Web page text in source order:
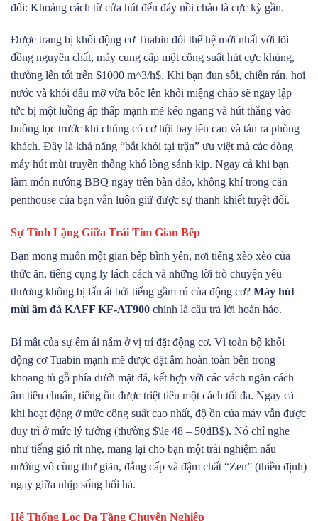
đối: Khoảng cách từ cửa hút đến đáy nồi chảo là cực kỳ gần.
Được trang bị khối động cơ Tuabin đôi thế hệ mới nhất với lõi
đồng nguyên chất, máy cung cấp một công suất hút cực khủng,
thường lên tới trên $1000 m^3/h$. Khi bạn đun sôi, chiên rán, hơi
nước và khói dầu mỡ vừa bốc lên khỏi miệng chảo sẽ ngay lập
tức bị một luồng áp thấp mạnh mẽ kéo ngang và hút thẳng vào
buồng lọc trước khi chúng có cơ hội bay lên cao và tản ra phòng
khách. Đây là khả năng “bắt khói tại trận” ưu việt mà các dòng
máy hút mùi truyền thống khó lòng sánh kịp. Ngay cả khi bạn
làm món nướng BBQ ngay trên bàn đảo, không khí trong căn
penthouse của bạn vẫn luôn giữ được sự thanh khiết tuyệt đối.
Sự Tĩnh Lặng Giữa Trái Tim Gian Bếp
Bạn mong muốn một gian bếp bình yên, nơi tiếng xèo xèo của
thức ăn, tiếng cụng ly lách cách và những lời trò chuyện yêu
thương không bị lấn át bởi tiếng gầm rú của động cơ? Máy hút
mùi âm đá KAFF KF-AT900 chính là câu trả lời hoàn hảo.
Bí mật của sự êm ái nằm ở vị trí đặt động cơ. Vì toàn bộ khối
động cơ Tuabin mạnh mẽ được đặt âm hoàn toàn bên trong
khoang tủ gỗ phía dưới mặt đá, kết hợp với các vách ngăn cách
âm tiêu chuẩn, tiếng ồn được triệt tiêu một cách tối đa. Ngay cả
khi hoạt động ở mức công suất cao nhất, độ ồn của máy vẫn được
duy trì ở mức lý tưởng (thường $\le 48 – 50dB$). Nó chỉ nghe
như tiếng gió rít nhẹ, mang lại cho bạn một trải nghiệm nấu
nướng vô cùng thư giãn, đẳng cấp và đậm chất “Zen” (thiền định)
ngay giữa nhịp sống hối hả.
Hệ Thống Lọc Đa Tầng Chuyên Nghiệp